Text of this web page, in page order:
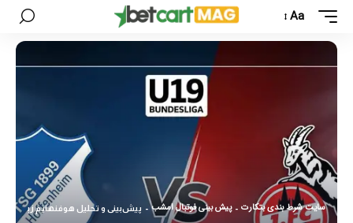
Aa
سایت شرط بندی بتکارت - پیش بینی فوتبال امشب - پیش‌بینی و تحلیل هوفنهایم زیر ۱۹ – کلن زیر ۱۹ | بوندسلیگا زیر ۱۹ سال